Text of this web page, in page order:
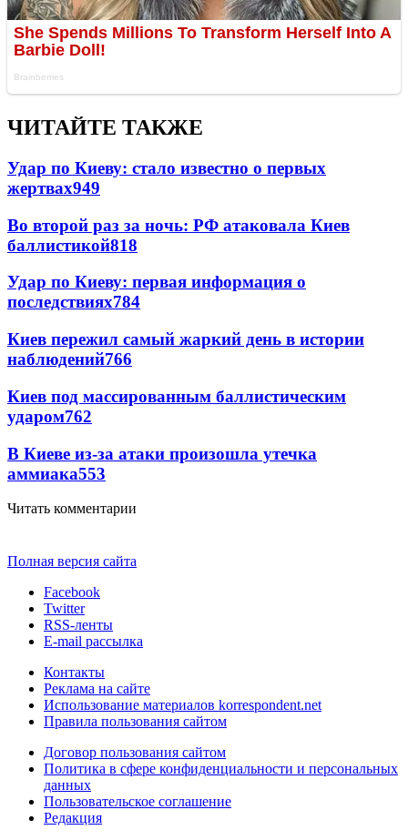
ЧИТАЙТЕ ТАКЖЕ
Удар по Киеву: стало известно о первых
жертвах949
Во второй раз за ночь: РФ атаковала Киев
баллистикой818
Удар по Киеву: первая информация о
последствиях784
Киев пережил самый жаркий день в истории
наблюдений766
Киев под массированным баллистическим
ударом762
В Киеве из-за атаки произошла утечка
аммиака553
Читать комментарии
Полная версия сайта
Facebook
Twitter
RSS-ленты
E-mail рассылка
Контакты
Реклама на сайте
Использование материалов korrespondent.net
Правила пользования сайтом
Договор пользования сайтом
Политика в сфере конфиденциальности и персональных
данных
Пользовательское соглашение
Редакция